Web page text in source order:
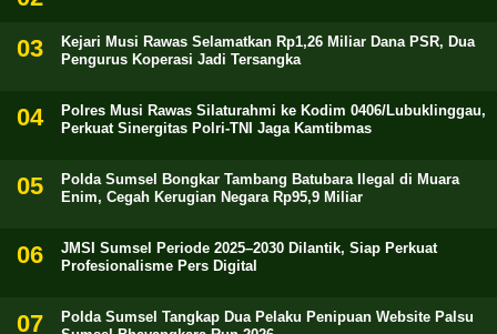
Kejari Musi Rawas Selamatkan Rp1,26 Miliar Dana PSR, Dua
Pengurus Koperasi Jadi Tersangka
Polres Musi Rawas Silaturahmi ke Kodim 0406/Lubuklinggau,
Perkuat Sinergitas Polri-TNI Jaga Kamtibmas
Polda Sumsel Bongkar Tambang Batubara Ilegal di Muara
Enim, Cegah Kerugian Negara Rp95,9 Miliar
JMSI Sumsel Periode 2025–2030 Dilantik, Siap Perkuat
Profesionalisme Pers Digital
Polda Sumsel Tangkap Dua Pelaku Penipuan Website Palsu